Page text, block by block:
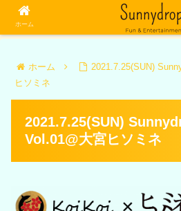
ホーム
2021.7.25(SUN)
ヒソミネ
2021.7.25(SUN)
Vol.01@大宮ヒソミネ
ホーム